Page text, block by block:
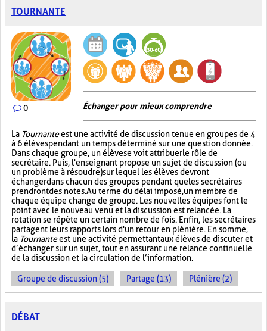
TOURNANTE
0 Échanger pour mieux comprendre
La Tournanteest une activité de discussion tenue en groupes de 4
à 6 élèves pendant un temps déterminé sur une question donnée.
Dans chaque groupe, un élève se voit attribuer le rôle de
secrétaire. Puis, l'enseignant propose un sujet de discussion (ou
un problème à résoudre) sur lequel les élèves devront
échanger dans chacun des groupes pendant que les secrétaires
prendront des notes. Au terme du délai imposé, un membre de
chaque équipe change de groupe. Les nouvelles équipes font le
point avec le nouveau venu et la discussion est relancée. La
rotation se répète un certain nombre de fois. Enfin, les secrétaires
partagent leurs rapports lors d'un retour en plénière. En somme,
la Tournanteest une activité permettant aux élèves de discuter et
d’échanger sur un sujet, tout en assurant une relance continuelle
de la discussion et la circulation de l’information.
Groupe de discussion (5) Partage (13) Plénière (2)
DÉBAT